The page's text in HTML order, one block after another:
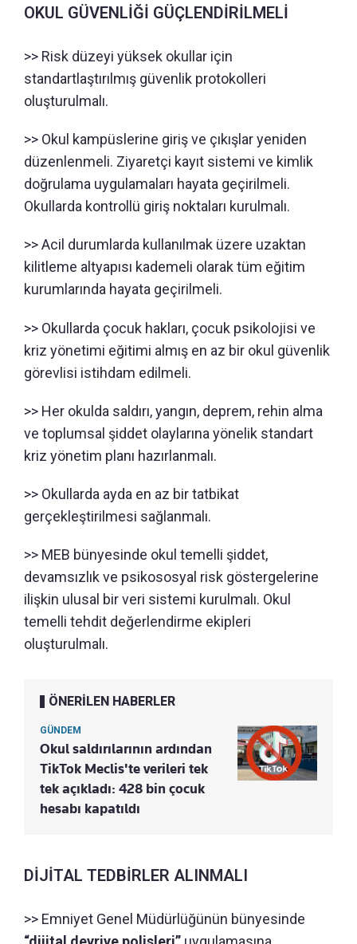
OKUL GÜVENLİĞİ GÜÇLENDİRİLMELİ
>> Risk düzeyi yüksek okullar için
standartlaştırılmış güvenlik protokolleri
oluşturulmalı.
>> Okul kampüslerine giriş ve çıkışlar yeniden
düzenlenmeli. Ziyaretçi kayıt sistemi ve kimlik
doğrulama uygulamaları hayata geçirilmeli.
Okullarda kontrollü giriş noktaları kurulmalı.
>> Acil durumlarda kullanılmak üzere uzaktan
kilitleme altyapısı kademeli olarak tüm eğitim
kurumlarında hayata geçirilmeli.
>> Okullarda çocuk hakları, çocuk psikolojisi ve
kriz yönetimi eğitimi almış en az bir okul güvenlik
görevlisi istihdam edilmeli.
>> Her okulda saldırı, yangın, deprem, rehin alma
ve toplumsal şiddet olaylarına yönelik standart
kriz yönetim planı hazırlanmalı.
>> Okullarda ayda en az bir tatbikat
gerçekleştirilmesi sağlanmalı.
>> MEB bünyesinde okul temelli şiddet,
devamsızlık ve psikososyal risk göstergelerine
ilişkin ulusal bir veri sistemi kurulmalı. Okul
temelli tehdit değerlendirme ekipleri
oluşturulmalı.
ÖNERİLEN HABERLER
GÜNDEM
Okul saldırılarının ardından
TikTok Meclis'te verileri tek
tek açıkladı: 428 bin çocuk
hesabı kapatıldı
DİJİTAL TEDBİRLER ALINMALI
>> Emniyet Genel Müdürlüğünün bünyesinde